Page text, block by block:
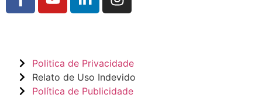
Politica de Privacidade
Relato de Uso Indevido
Política de Publicidade